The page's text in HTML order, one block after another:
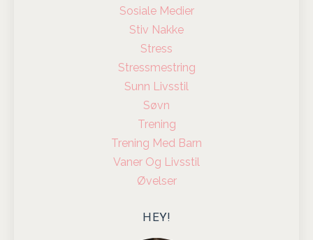
Sosiale Medier
Stiv Nakke
Stress
Stressmestring
Sunn Livsstil
Søvn
Trening
Trening Med Barn
Vaner Og Livsstil
Øvelser
HEY!